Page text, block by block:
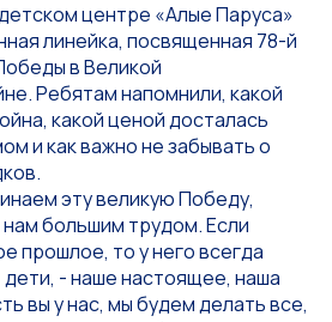
центре «Алые Паруса»
линейка, посвященная 78-й
в Великой
Ребятам напомнили, какой
какой ценой досталась
и как важно не забывать о
эту великую Победу,
большим трудом. Если
прошлое, то у него всегда
- наше настоящее, наша
вы у нас, мы будем делать все,